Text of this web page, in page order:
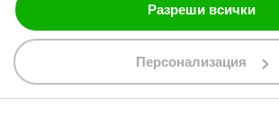
Разреши всички
Персонализация
088 200 7002
shop@bobimx.com